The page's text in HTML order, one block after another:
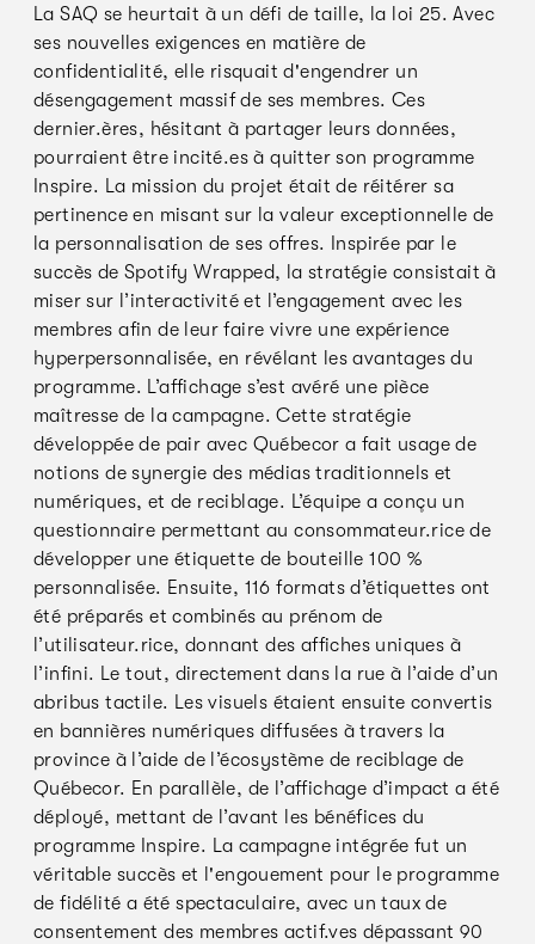
La SAQ se heurtait à un défi de taille, la loi 25. Avec
ses nouvelles exigences en matière de
confidentialité, elle risquait d'engendrer un
désengagement massif de ses membres. Ces
dernier.ères, hésitant à partager leurs données,
pourraient être incité.es à quitter son programme
Inspire. La mission du projet était de réitérer sa
pertinence en misant sur la valeur exceptionnelle de
la personnalisation de ses offres. Inspirée par le
succès de Spotify Wrapped, la stratégie consistait à
miser sur l’interactivité et l’engagement avec les
membres afin de leur faire vivre une expérience
hyperpersonnalisée, en révélant les avantages du
programme. L’affichage s’est avéré une pièce
maîtresse de la campagne. Cette stratégie
développée de pair avec Québecor a fait usage de
notions de synergie des médias traditionnels et
numériques, et de reciblage. L’équipe a conçu un
questionnaire permettant au consommateur.rice de
développer une étiquette de bouteille 100 %
personnalisée. Ensuite, 116 formats d’étiquettes ont
été préparés et combinés au prénom de
l’utilisateur.rice, donnant des affiches uniques à
l’infini. Le tout, directement dans la rue à l’aide d’un
abribus tactile. Les visuels étaient ensuite convertis
en bannières numériques diffusées à travers la
province à l’aide de l’écosystème de reciblage de
Québecor. En parallèle, de l’affichage d’impact a été
déployé, mettant de l’avant les bénéfices du
programme Inspire. La campagne intégrée fut un
véritable succès et l'engouement pour le programme
de fidélité a été spectaculaire, avec un taux de
consentement des membres actif.ves dépassant 90